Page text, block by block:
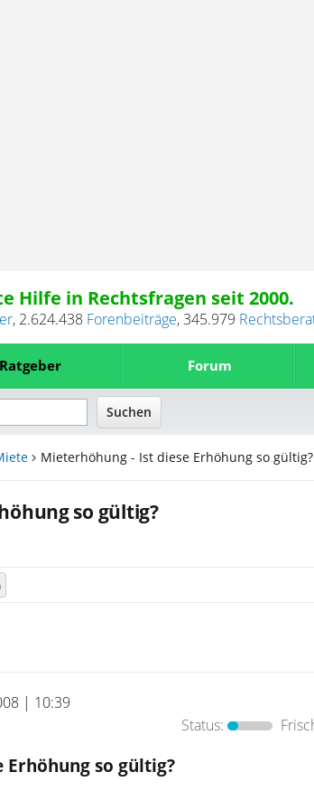
Hilfe in Rechtsfragen seit 2000.
, 2.624.438 Forenbeiträge,345.979
Ratgeber Forum
Mieterhöhung - Ist diese Erhöhung so gültig?
so gültig?
| 10:39
Status:
so gültig?